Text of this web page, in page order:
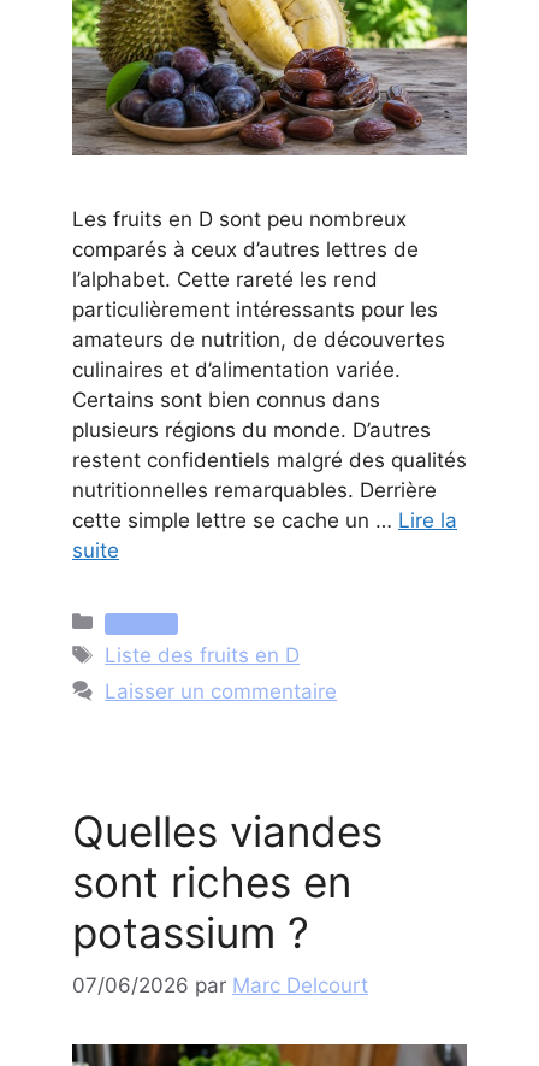
Les fruits en D sont peu nombreux
comparés à ceux d’autres lettres de
l’alphabet. Cette rareté les rend
particulièrement intéressants pour les
amateurs de nutrition, de découvertes
culinaires et d’alimentation variée.
Certains sont bien connus dans
plusieurs régions du monde. D’autres
restent confidentiels malgré des qualités
nutritionnelles remarquables. Derrière
cette simple lettre se cache un … Lire la
suite
Catégories
Étiquettes
Liste des fruits en D
Laisser un commentaire
Quelles viandes
sont riches en
potassium ?
07/06/2026 par Marc Delcourt